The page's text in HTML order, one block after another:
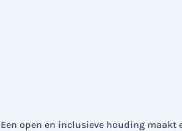
open en inclusieve houding maakt